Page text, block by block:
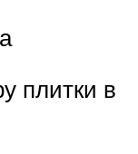
плитки в